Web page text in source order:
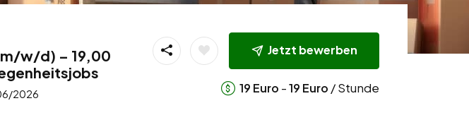
w/d) – 19,00
2026
Jetzt bewerben
19 Euro -19 Euro / Stunde